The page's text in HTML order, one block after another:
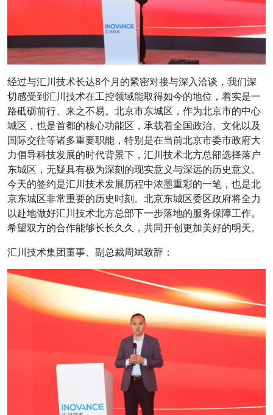
经过与汇川技术长达8个月的紧密对接与深入洽谈，我们深
切感受到汇川技术在工控领域能取得如今的地位，着实是一
路砥砺前行、来之不易。北京市东城区，作为北京市的中心
城区，也是首都的核心功能区，承载着全国政治、文化以及
国际交往等诸多重要职能，特别是在当前北京市委市政府大
力倡导科技发展的时代背景下，汇川技术北方总部选择落户
东城区，无疑具有极为深刻的现实意义与深远的历史意义。
今天的签约是汇川技术发展历程中浓墨重彩的一笔，也是北
京东城区非常重要的历史时刻。北京东城区委区政府将全力
以赴地做好汇川技术北方总部下一步落地的服务保障工作。
希望双方的合作能够长长久久，共同开创更加美好的明天。
汇川技术集团董事、副总裁周斌致辞：